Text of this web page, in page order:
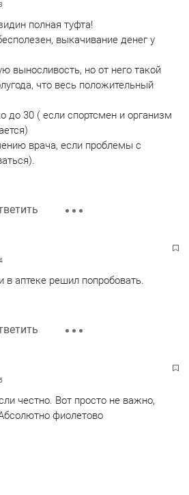
полная туфта!
выкачивание денег у
выносливость, но от него такой
что весь положительный
до 30 ( если спортсмен и организм
врача, если проблемы с
в аптеке решил попробовать.
честно. Вот просто не важно,
фиолетово